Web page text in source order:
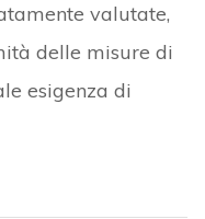
valutate,
delle misure di
esigenza di